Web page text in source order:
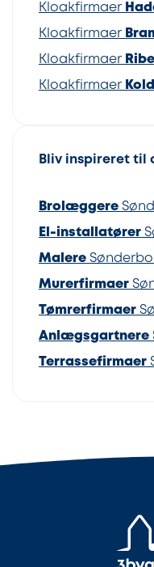
Kloakfirmaer
Kloakfirmaer
Kloakfirmaer Ribe
Kloakfirmaer
Bliv inspireret til
Brolæggere
El-installatører
Malere
Murerfirmaer
Tømrerfirmaer
Anlægsgartnere
Terrassefirmaer